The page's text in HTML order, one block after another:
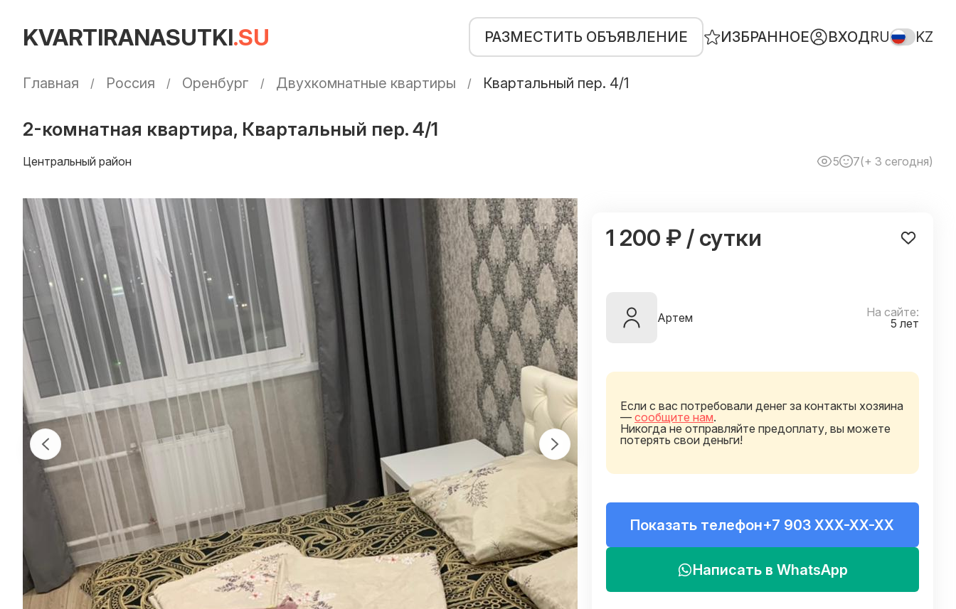
KVARTIRANASUTKI.SU РАЗМЕСТИТЬ ОБЪЯВЛЕНИЕ ИЗБРАННОЕ ВХОДRU KZ
Главная Россия Оренбург Двухкомнатные квартиры Квартальный пер. 4/1
2-комнатная квартира, Квартальный пер. 4/1
Центральный район 5 7(+ 3 сегодня)
1 200 ₽ / сутки
Артем
На сайте:
5 лет
Если с вас потребовали денег за контакты хозяина
— сообщите нам.
Никогда не отправляйте предоплату, вы можете
потерять свои деньги!
Показать телефон+7 903 XXX-XX-XX
Написать в WhatsApp